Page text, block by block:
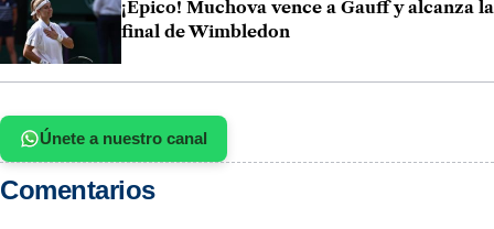
¡Épico! Muchova vence a Gauff y alcanza la
final de Wimbledon
Únete a nuestro canal
Comentarios